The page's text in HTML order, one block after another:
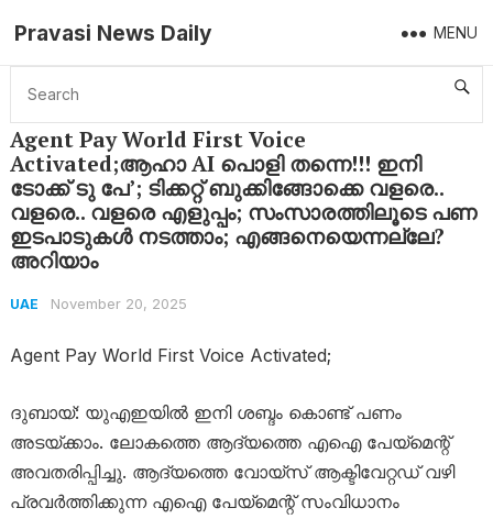
Pravasi News Daily MENU
Home UAE
Agent Pay World First Voice
Activated;ആഹാ AI പൊളി തന്നെ!!! ഇനി
ടോക്ക് ടു പേ’; ടിക്കറ്റ് ബുക്കിങ്ങോക്കെ വളരെ..
വളരെ.. വളരെ എളുപ്പം; സംസാരത്തിലൂടെ പണ
ഇടപാടുകൾ നടത്താം; എങ്ങനെയെന്നല്ലേ?
അറിയാം
UAE November 20, 2025
Agent Pay World First Voice Activated;
ദുബായ്: യുഎഇയിൽ ഇനി ശബ്ദം കൊണ്ട് പണം
അടയ്ക്കാം. ലോകത്തെ ആദ്യത്തെ എഐ പേയ്‌മെന്റ്
അവതരിപ്പിച്ചു. ആദ്യത്തെ വോയ്‌സ് ആക്ടിവേറ്റഡ് വഴി
പ്രവർത്തിക്കുന്ന എഐ പേയ്‌മെന്റ് സംവിധാനം